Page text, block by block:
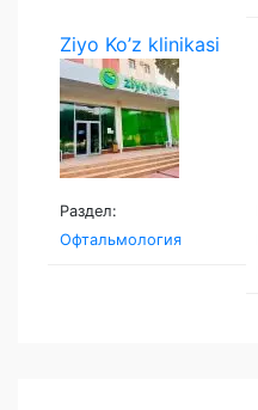
Ziyo Ko’z klinikasi
Раздел:
Офтальмология